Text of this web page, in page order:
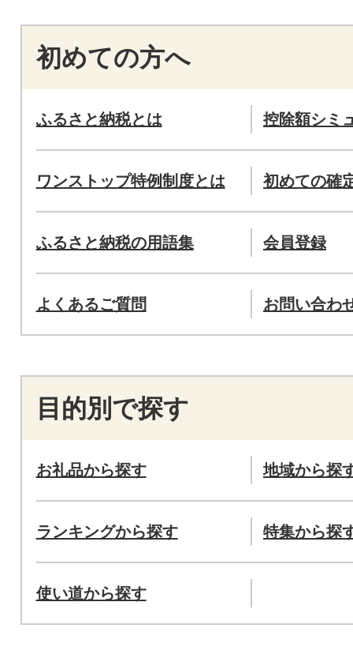
初めての方へ
ふるさと納税とは 控除額シミ
ワンストップ特例制度とは 初めての確
ふるさと納税の用語集 会員登録
よくあるご質問 お問い合わ
目的別で探す
お礼品から探す 地域から探
ランキングから探す 特集から探
使い道から探す